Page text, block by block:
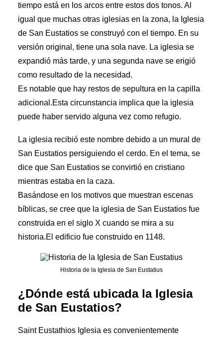
tiempo está en los arcos entre estos dos tonos. Al
igual que muchas otras iglesias en la zona, la Iglesia
de San Eustatios se construyó con el tiempo. En su
versión original, tiene una sola nave. La iglesia se
expandió más tarde, y una segunda nave se erigió
como resultado de la necesidad.
Es notable que hay restos de sepultura en la capilla
adicional.Esta circunstancia implica que la iglesia
puede haber servido alguna vez como refugio.
La iglesia recibió este nombre debido a un mural de
San Eustatios persiguiendo el cerdo. En el tema, se
dice que San Eustatios se convirtió en cristiano
mientras estaba en la caza.
Basándose en los motivos que muestran escenas
bíblicas, se cree que la iglesia de San Eustatios fue
construida en el siglo X cuando se mira a su
historia.El edificio fue construido en 1148.
Historia de la Iglesia de San Eustatius
¿Dónde está ubicada la Iglesia
de San Eustatios?
Saint Eustathios Iglesia es convenientemente